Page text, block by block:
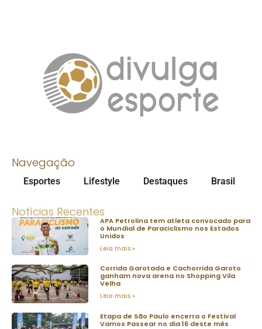
Navegação
Esportes Lifestyle Destaques Brasil
Notícias Recentes
APA Petrolina tem atleta convocado para
o Mundial de Paraciclismo nos Estados
Unidos
Leia mais »
Corrida Garotada e Cachorrida Garoto
ganham nova arena no Shopping Vila
Velha
Leia mais »
Etapa de São Paulo encerra o Festival
Vamos Passear no dia 16 deste mês